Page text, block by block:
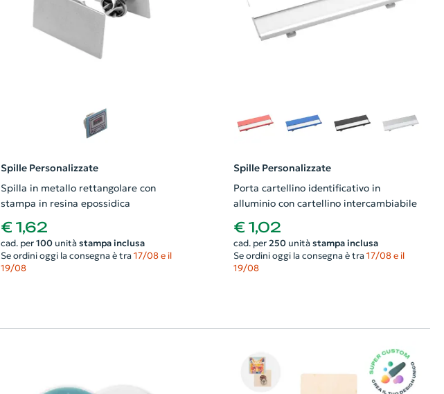
Spille Personalizzate
Spilla in metallo rettangolare con
stampa in resina epossidica
€ 1,62
cad. per 100unità stampa inclusa
Se ordini oggi la consegna è tra 17/08 e il
19/08
Spille Personalizzate
Porta cartellino identificativo in
alluminio con cartellino intercambiabile
€ 1,02
cad. per 250unità stampa inclusa
Se ordini oggi la consegna è tra 17/08 e il
19/08